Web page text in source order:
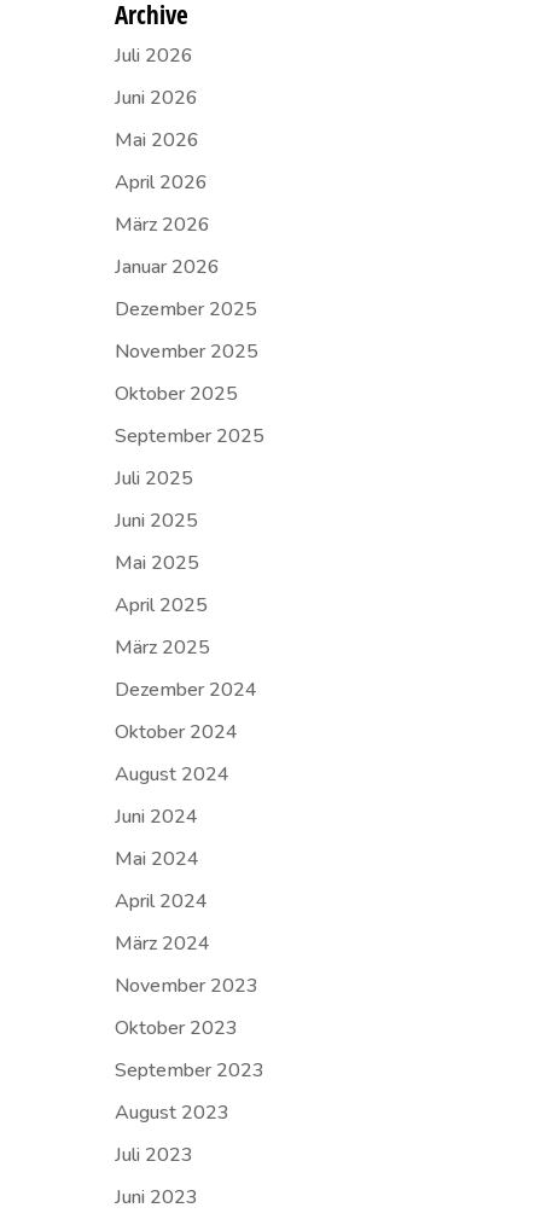
Archive
Juli 2026
Juni 2026
Mai 2026
April 2026
März 2026
Januar 2026
Dezember 2025
November 2025
Oktober 2025
September 2025
Juli 2025
Juni 2025
Mai 2025
April 2025
März 2025
Dezember 2024
Oktober 2024
August 2024
Juni 2024
Mai 2024
April 2024
März 2024
November 2023
Oktober 2023
September 2023
August 2023
Juli 2023
Juni 2023